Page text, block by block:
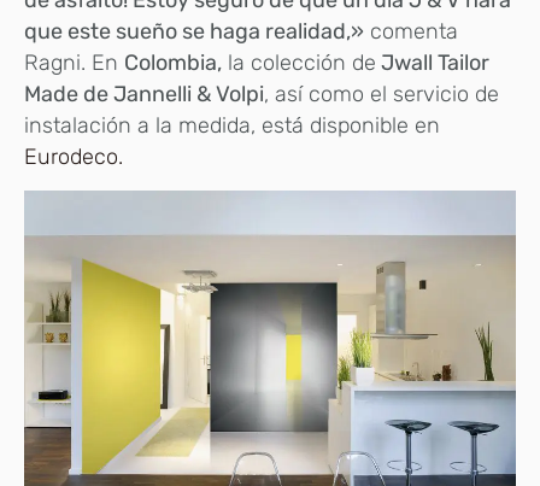
que este sueño se haga realidad,» comenta
Ragni. En Colombia, la colección de Jwall Tailor
Made de Jannelli & Volpi, así como el servicio de
instalación a la medida, está disponible en
Eurodeco.